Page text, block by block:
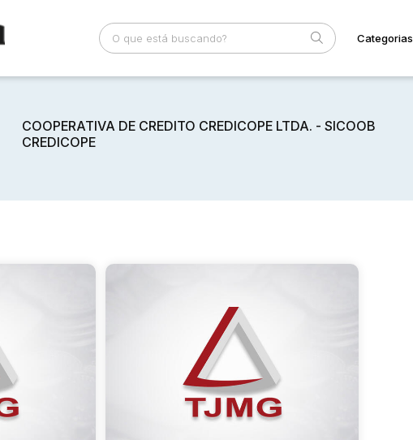
Categorias
Casas
Lote
COOPERATIVA DE CREDITO CREDICOPE LTDA. - SICOOB
CREDICOPE